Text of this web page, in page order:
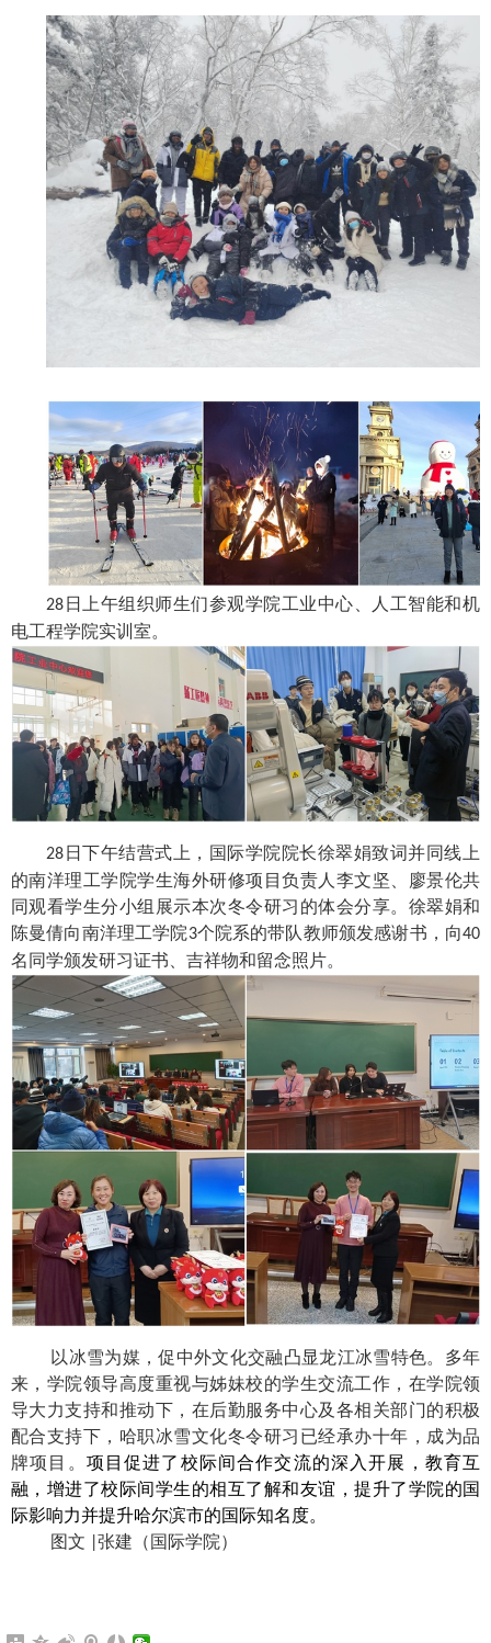
28 日上午组织师生们参观学院工业中心、人工智能和机
电工程学院实训室。
28 日下午结营式上，国际学院院长徐翠娟致词并同线上
的南洋理工学院学生海外研修项目负责人李文坚、廖景伦共
同观看学生分小组展示本次冬令研习的体会分享。徐翠娟和
陈曼倩向南洋理工学院3个院系的带队教师颁发感谢书，向40
名同学颁发研习证书、吉祥物和留念照片。
以冰雪为媒，促中外文化交融凸显龙江冰雪特色。多年
来，学院领导高度重视与姊妹校的学生交流工作，在学院领
导大力支持和推动下，在后勤服务中心及各相关部门的积极
配合支持下，哈职冰雪文化冬令研习已经承办十年，成为品
牌项目。 项目促进了校际间合作交流的深入开展，教育互
融，增进了校际间学生的相互了解和友谊，提升了学院的国
际影响力并提升哈尔滨市的国际知名度。
图文
|张建（国际学院）